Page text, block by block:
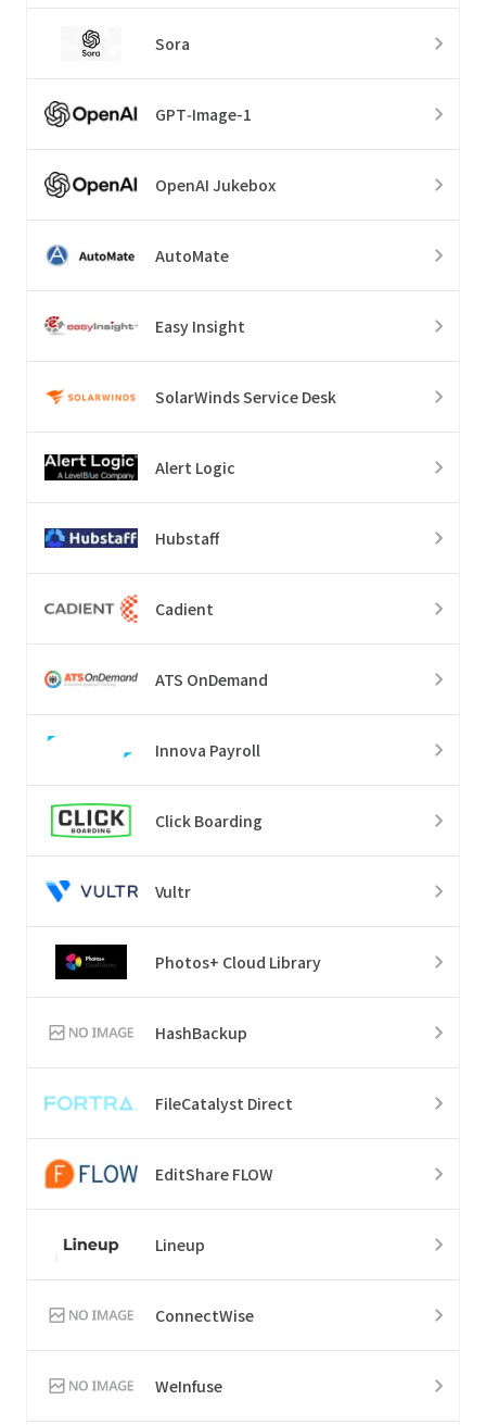
Sora
GPT‑Image-1
OpenAI Jukebox
AutoMate
Easy Insight
SolarWinds Service Desk
Alert Logic
Hubstaff
Cadient
ATS OnDemand
Innova Payroll
Click Boarding
Vultr
Photos+ Cloud Library
HashBackup
FileCatalyst Direct
EditShare FLOW
Lineup
ConnectWise
WeInfuse